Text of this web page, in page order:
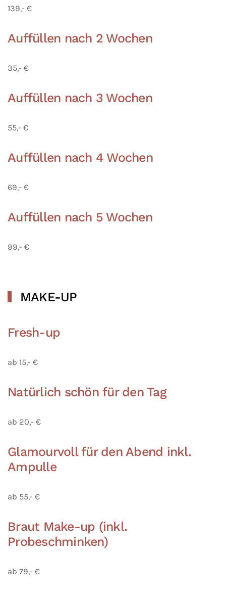
139,- €
Auffüllen nach 2 Wochen
35,- €
Auffüllen nach 3 Wochen
55,- €
Auffüllen nach 4 Wochen
69,- €
Auffüllen nach 5 Wochen
99,- €
MAKE-UP
Fresh-up
ab 15,- €
Natürlich schön für den Tag
ab 20,- €
Glamourvoll für den Abend inkl.
Ampulle
ab 55,- €
Braut Make-up (inkl.
Probeschminken)
ab 79,- €